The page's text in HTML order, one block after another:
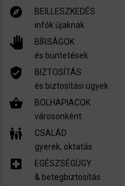
explore
BEILLESZKEDÉS
infók újaknak
pan_tool
BÍRSÁGOK
és büntetések
verified_user
BIZTOSÍTÁS
és biztosítási ügyek
shopping_basket
BOLHAPIACOK
városonként
family_restroom
CSALÁD
gyerek, oktatás
local_hospital
EGÉSZSÉGÜGY
​& betegbiztosítás